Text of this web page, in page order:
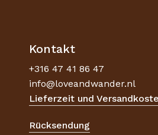
Kontakt
+316 47 41 86 47
info@loveandwander.nl
Lieferzeit und
Rücksendung